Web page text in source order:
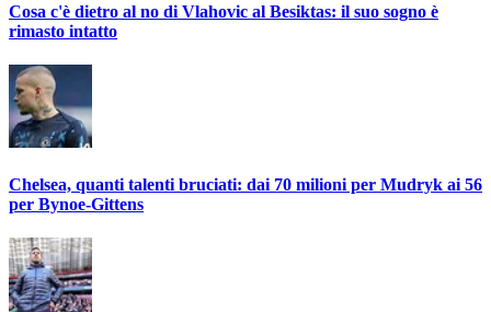
Cosa c'è dietro al no di Vlahovic al Besiktas: il suo sogno è
rimasto intatto
Chelsea, quanti talenti bruciati: dai 70 milioni per Mudryk ai 56
per Bynoe-Gittens